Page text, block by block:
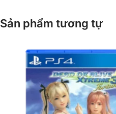
Sản phẩm tương tự